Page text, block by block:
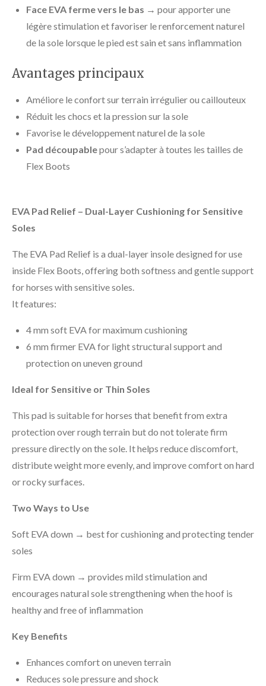
Face EVA ferme vers le bas → pour apporter une
légère stimulation et favoriser le renforcement naturel
de la sole lorsque le pied est sain et sans inflammation
Avantages principaux
Améliore le confort sur terrain irrégulier ou caillouteux
Réduit les chocs et la pression sur la sole
Favorise le développement naturel de la sole
Pad découpablepour s’adapter à toutes les tailles de
Flex Boots
EVA Pad Relief – Dual-Layer Cushioning for Sensitive
Soles
The EVA Pad Relief is a dual-layer insole designed for use
inside Flex Boots, offering both softness and gentle support
for horses with sensitive soles.
It features:
4 mm soft EVA for maximum cushioning
6 mm firmer EVA for light structural support and
protection on uneven ground
Ideal for Sensitive or Thin Soles
This pad is suitable for horses that benefit from extra
protection over rough terrain but do not tolerate firm
pressure directly on the sole. It helps reduce discomfort,
distribute weight more evenly, and improve comfort on hard
or rocky surfaces.
Two Ways to Use
Soft EVA down → best for cushioning and protecting tender
soles
Firm EVA down → provides mild stimulation and
encourages natural sole strengthening when the hoof is
healthy and free of inflammation
Key Benefits
Enhances comfort on uneven terrain
Reduces sole pressure and shock